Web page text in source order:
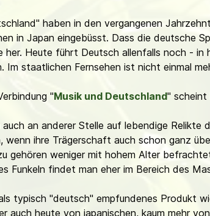
haben in den vergangenen
in Japan eingebüsst. Dass die deutsche
her. Heute führt Deutsch allenfalls noch - in
Im staatlichen Fernsehen ist nicht einmal
"Musik und Deutschland" scheint
an anderer Stelle auf lebendige Relikte
wenn ihre Trägerschaft auch schon ganz
gehören weniger mit hohem Alter
Funkeln findet man eher im Bereich des
typisch "deutsch" empfundenes Produkt
auch heute von japanischen, kaum mehr